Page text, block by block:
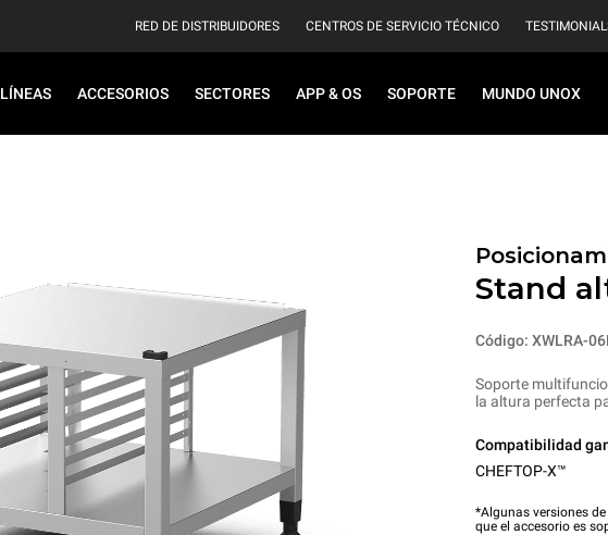
RED DE DISTRIBUIDORES CENTROS DE SERVICIO TÉCNICO
LÍNEAS ACCESORIOS SECTORES APP & OS SOPORTE MUNDO UNOX
Stand
Código: XWLRA-
Soporte
la altura perfecta
Compatibilidad
CHEFTOP-X™
*Algunas versiones
que el accesorio es